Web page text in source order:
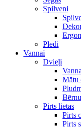
Spilveni
Pledi
Vannai
Dvieļi
Mātu
Pirts lietas
Pirts
Pirts